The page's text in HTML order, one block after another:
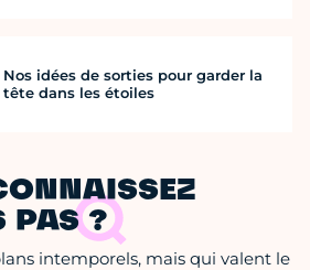
Nos idées de sorties pour garder la
tête dans les étoiles
PAS ?
intemporels, mais qui valent le